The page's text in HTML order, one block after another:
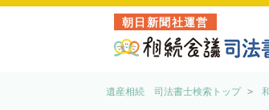
朝日新聞社運営
遺産相続 司法書士検索トップ